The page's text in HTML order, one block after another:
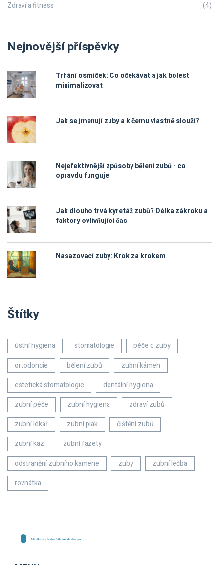
Zdraví a fitness (4)
Nejnovější příspěvky
Trhání osmiček: Co očekávat a jak bolest
minimalizovat
Jak se jmenují zuby a k čemu vlastně slouží?
Nejefektivnější způsoby bělení zubů - co
opravdu funguje
Jak dlouho trvá kyretáž zubů? Délka zákroku a
faktory ovlivňující čas
Nasazovací zuby: Krok za krokem
Štítky
ústní hygiena stomatologie
péče o zuby
ortodoncie
bělení zubů
zubní kámen
estetická stomatologie
dentální hygiena
zubní péče
zubní hygiena
zdraví zubů
zubní lékař
zubní plak
čištění zubů
zubní kaz
zubní fazety
odstranění zubního kamene
zuby
zubní léčba
rovnátka